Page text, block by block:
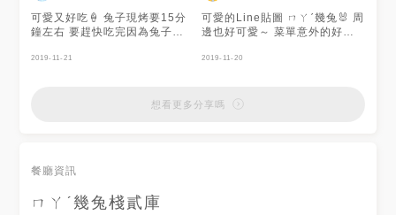
可愛又好吃🍦 兔子現烤要15分
鐘左右 要趕快吃完因為兔子很
2019-11-21
可愛的Line貼圖 ㄇㄚˊ幾兔🐰 周
邊也好可愛～ 菜單意外的好吃
2019-11-20
想看更多分享嗎
餐廳資訊
ㄇㄚˊ幾兔棧貳庫